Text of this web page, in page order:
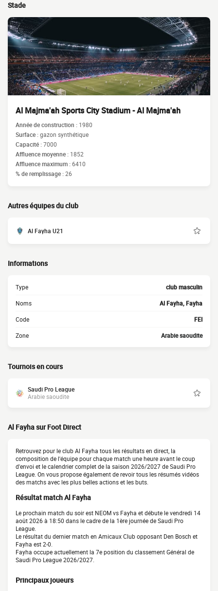
Stade
Al Majma'ah Sports City Stadium - Al Majma'ah
Année de construction : 1980
Surface :gazon synthétique
Capacité :7000
Affluence moyenne : 1852
Affluence maximum :6410
% de remplissage :26
Autres équipes du club
Al Fayha U21
Informations
Type club masculin
Noms Al Fayha, Fayha
Code FEI
Zone Arabie saoudite
Tournois en cours
Saudi Pro League
Arabie saoudite
Al Fayha sur Foot Direct
Retrouvez pour le club Al Fayha tous les résultats en direct, la
composition de l'équipe pour chaque match une heure avant le coup
d'envoi et le calendrier complet de la saison 2026/2027 de Saudi Pro
League. On vous propose également de revoir tous les résumés vidéos
des matchs avec les plus belles actions et les buts.
Résultat match Al Fayha
Le prochain match du soir est NEOM vs Fayha et débute le vendredi 14
août 2026 à 18:50 dans le cadre de la 1ère journée de Saudi Pro
League.
Le résultat du dernier match en Amicaux Club opposant Den Bosch et
Fayha est 2-0.
Fayha occupe actuellement la 7e position du classement Général de
Saudi Pro League 2026/2027.
Principaux joueurs